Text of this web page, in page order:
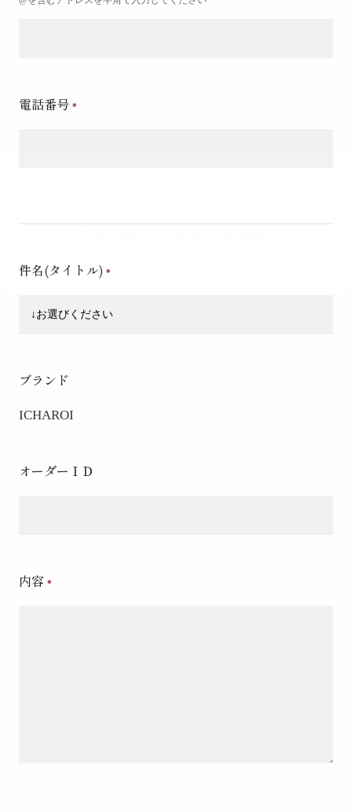
電話番号
件名(タイトル)
ブランド
ICHAROI
オーダーＩＤ
内容